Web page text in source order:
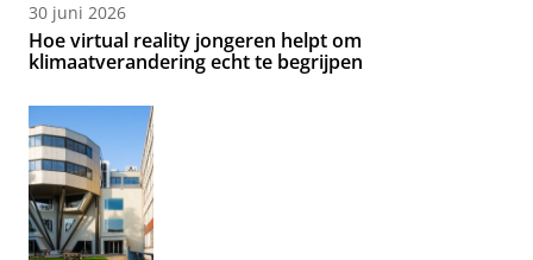
30 juni 2026
Hoe virtual reality jongeren helpt om
klimaatverandering echt te begrijpen